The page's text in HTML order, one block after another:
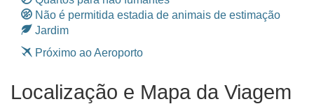
Não é permitida estadia de animais de estimação
Jardim
Próximo ao Aeroporto
Localização e Mapa da Viagem